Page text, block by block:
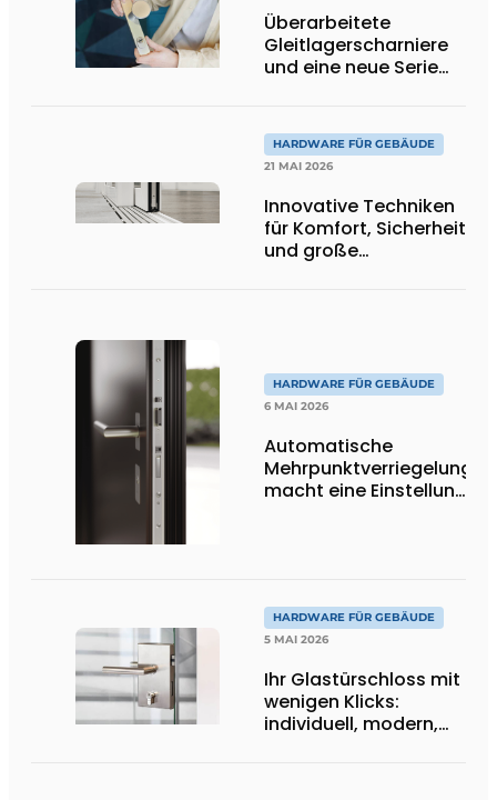
Überarbeitete
Gleitlagerscharniere
und eine neue Serie
aus Deventer
HARDWARE FÜR GEBÄUDE
21 MAI 2026
Innovative Techniken
für Komfort, Sicherheit
und große
HARDWARE FÜR GEBÄUDE
6 MAI 2026
Automatische
Mehrpunktverriegelung
macht eine Einstellung
HARDWARE FÜR GEBÄUDE
5 MAI 2026
Ihr Glastürschloss mit
wenigen Klicks:
individuell, modern,